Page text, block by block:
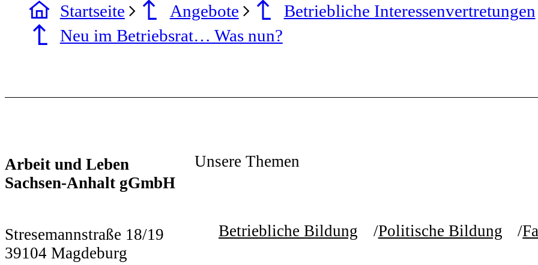
Startseite Angebote Betriebliche Interessenvertretungen
Neu im Betriebsrat… Was nun?
Arbeit und Leben
Sachsen-Anhalt gGmbH
Stresemannstraße 18/19
39104 Magdeburg
Unsere Themen
Betriebliche Bildung Politische Bildung